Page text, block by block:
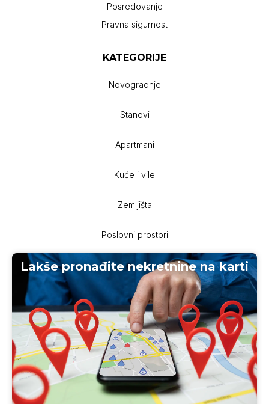
Posredovanje
Pravna sigurnost
KATEGORIJE
Novogradnje
Stanovi
Apartmani
Kuće i vile
Zemljišta
Poslovni prostori
Lakše pronađite nekretnine na karti